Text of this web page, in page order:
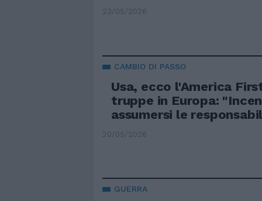
23/05/2026
CAMBIO DI PASSO
Usa, ecco l'America
truppe in Europa:
assumersi le
20/05/2026
GUERRA